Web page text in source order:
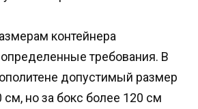
контейнера
требования. В
допустимый размер
но за бокс более 120 см